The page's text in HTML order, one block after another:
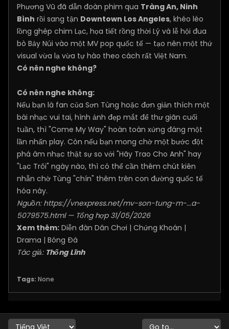
Phương Vũ đã dẫn đoàn phim qua Tràng An, Ninh
Bình rồi sang tận Downtown Los Angeles, khéo léo
lồng ghép chim Lạc, họa tiết rồng thời Lý và lễ hội đua
bò Bảy Núi vào một MV pop quốc tế — tạo nên một thứ
visual vừa lạ vừa tự hào theo cách rất Việt Nam.
Có nên nghe không?
Có nên nghe không:
Nếu bạn là fan của Sơn Tùng hoặc đơn giản thích một
bài nhạc vui tai, hình ảnh đẹp mắt để thư giãn cuối
tuần, thì "Come My Way" hoàn toàn xứng đáng một
lần nhấn play. Còn nếu bạn mong chờ một bước đột
phá âm nhạc thật sự so với "Hãy Trao Cho Anh" hay
"Lạc Trôi" ngày nào, thì có thể cần thêm chút kiên
nhẫn chờ Tùng "chín" thêm trên con đường quốc tế
hóa này.
Nguồn: https://vnexpress.net/mv-son-tung-m-...a-
5079575.html— Tổng hợp 31/05/2026
Xem thêm: Diễn đàn Dân Chơi | Chứng Khoán |
Drama | Bóng Đá
Tác giả: Thống Lĩnh
Tags: None